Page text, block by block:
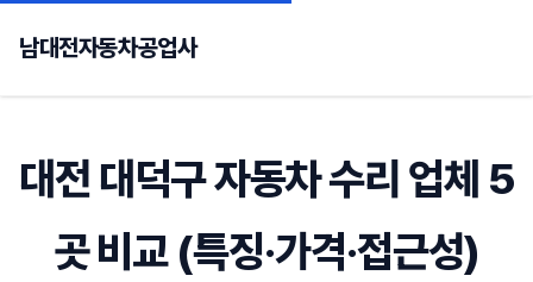
남대전자동차공업사
대전 대덕구 자동차 수리 업체 5
곳 비교 (특징·가격·접근성)